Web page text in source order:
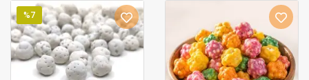
%7